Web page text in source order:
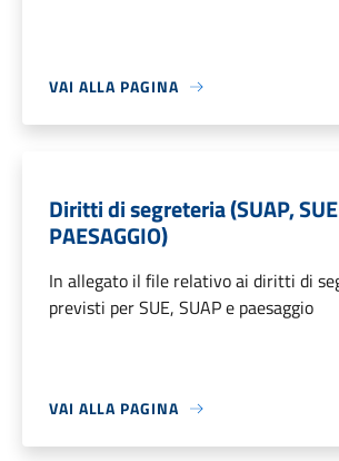
VAI ALLA PAGINA
Diritti di segreteria (SUAP,
PAESAGGIO)
In allegato il file relativo ai diritti di
previsti per SUE, SUAP e paesaggio
VAI ALLA PAGINA